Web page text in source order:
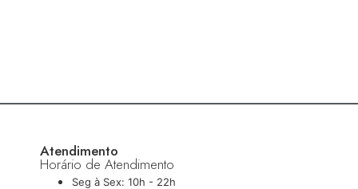
Atendimento
Horário de Atendimento
Seg à Sex: 10h - 22h